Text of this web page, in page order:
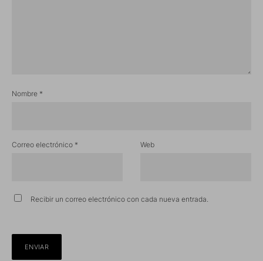
Nombre *
Correo electrónico * Web
Recibir un correo electrónico con cada nueva entrada.